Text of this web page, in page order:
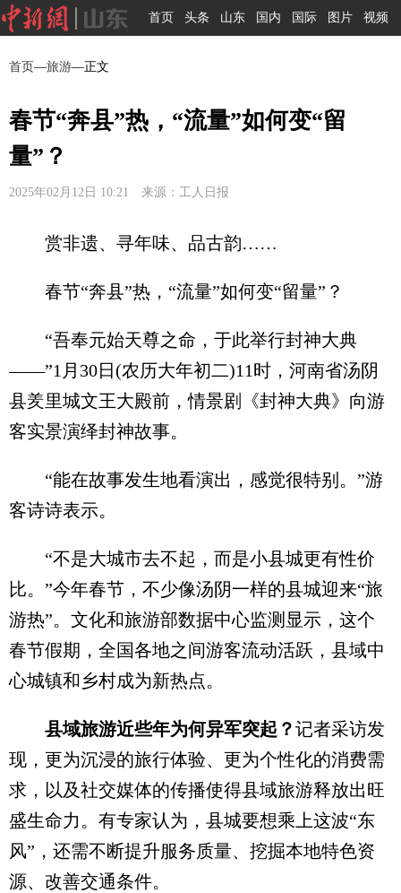
首页 头条 山东 国内 国际 图片 视频
首页—旅游—正文
春节“奔县”热，“流量”如何变“留
量”？
2025年02月12日 10:21 来源：工人日报
赏非遗、寻年味、品古韵……
春节“奔县”热，“流量”如何变“留量”？
“吾奉元始天尊之命，于此举行封神大典
——”1月30日(农历大年初二)11时，河南省汤阴
县羑里城文王大殿前，情景剧《封神大典》向游
客实景演绎封神故事。
“能在故事发生地看演出，感觉很特别。”游
客诗诗表示。
“不是大城市去不起，而是小县城更有性价
比。”今年春节，不少像汤阴一样的县城迎来“旅
游热”。文化和旅游部数据中心监测显示，这个
春节假期，全国各地之间游客流动活跃，县域中
心城镇和乡村成为新热点。
县域旅游近些年为何异军突起？记者采访发
现，更为沉浸的旅行体验、更为个性化的消费需
求，以及社交媒体的传播使得县域旅游释放出旺
盛生命力。有专家认为，县城要想乘上这波“东
风”，还需不断提升服务质量、挖掘本地特色资
源、改善交通条件。